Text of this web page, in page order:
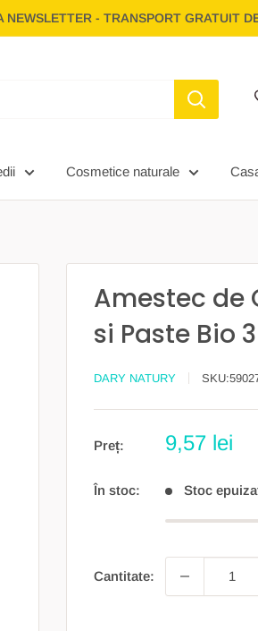
NEWSLETTER - TRANSPORT GRATUIT
Cosmetice naturale
Amestec de
si Paste Bio
DARY NATURY SKU:
Preț:
Preț
9,57 lei
În stoc: Stoc
Cantitate: